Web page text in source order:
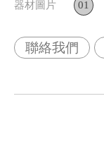
器材圖片
01
聯絡我們